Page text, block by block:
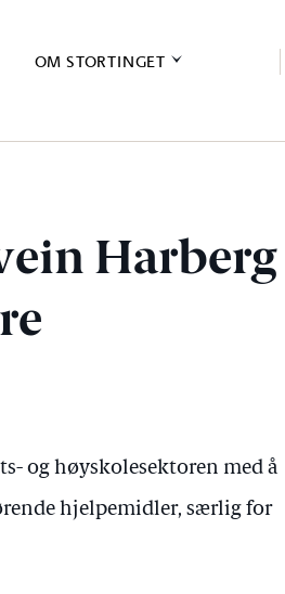
OM STORTINGET
Harberg
og høyskolesektoren med å
hjelpemidler, særlig for